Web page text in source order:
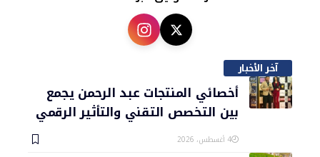
آخر الأخبار
أخصائي المنتجات عبد الرحمن يجمع
بين التخصص التقني والتأثير الرقمي
4 أغسطس، 2026